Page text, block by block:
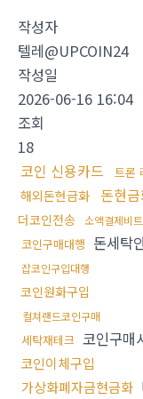
작성자
텔레@UPCOIN24
작성일
2026-06-16 16:04
조회
18
코인 신용카드
트론
해외돈현금화 돈현
더코인전송
소액결제비
코인구매대행 돈세탁
잡코인구입대행
코인원화구입
컬쳐랜드코인구매
세탁재테크 코인구매
코인이체구입
가상화폐자금현금화